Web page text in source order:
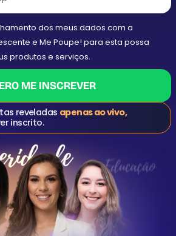
dos meus dados com a
e Me Poupe! para esta possa
produtos e serviços.
ME INSCREVER
reveladas apenas ao vivo,
inscrito.